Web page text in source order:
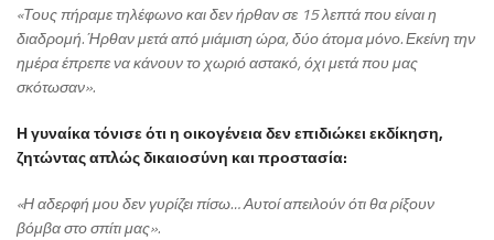
«Τους πήραμε τηλέφωνο και δεν ήρθαν σε 15 λεπτά που είναι η
διαδρομή. Ήρθαν μετά από μιάμιση ώρα, δύο άτομα μόνο. Εκείνη την
ημέρα έπρεπε να κάνουν το χωριό αστακό, όχι μετά που μας
σκότωσαν».
Η γυναίκα τόνισε ότι η οικογένεια δεν επιδιώκει εκδίκηση,
ζητώντας απλώς δικαιοσύνη και προστασία:
«Η αδερφή μου δεν γυρίζει πίσω… Αυτοί απειλούν ότι θα ρίξουν
βόμβα στο σπίτι μας».